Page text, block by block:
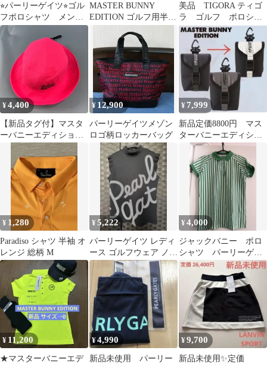
⭐︎パーリーゲイツ⭐︎ゴル
フポロシャツ メンズ
サイズ4
MASTER BUNNY
EDITION ゴルフ用半袖
美品 TIGORA ティゴ
ラ ゴルフ ポロシャ
ツ 半袖 総柄 刺繍
ロゴ
¥4,400
【新品タグ付】マスタ
ーバニーエディション
トハット ピンク
¥ 12,900
パーリーゲイツメゾン
ロゴ柄ロッカーバッグ
¥ 7,999
新品定価8800円 マス
ターバニーエディショ
ン 男女兼用 X PAC
ポーチ
¥ 1,280
Paradiso シャツ 半袖 オ
レンジ 総柄 M
¥5,222
パーリーゲイツ レディ
ース ゴルフウェア ノー
スリーブシャツ ブラッ
ク
¥4,000
ジャックバニー ポロ
シャツ パーリーゲイ
ツ
¥ 11,200
★マスターバニーエデ
¥4,990
新品未使用 パーリー
¥9,700
新品未使用✨定価